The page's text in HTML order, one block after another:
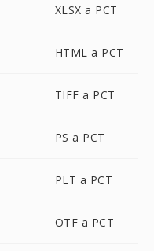
XLSX a PCT
HTML a PCT
TIFF a PCT
PS a PCT
PLT a PCT
OTF a PCT